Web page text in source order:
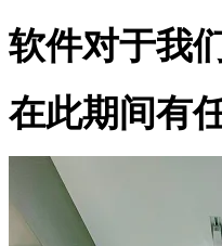
软件对于我
在此期间有